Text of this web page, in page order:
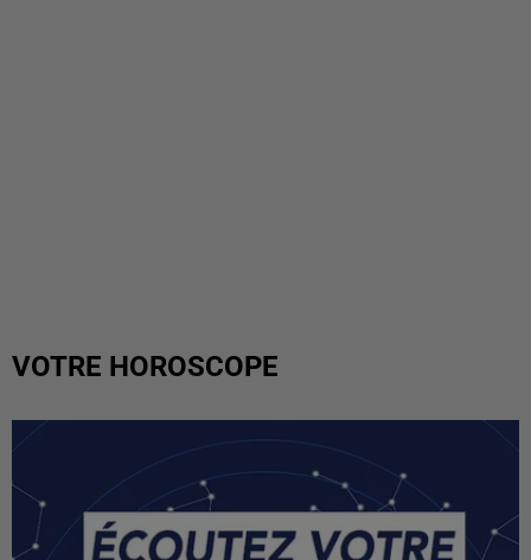
VOTRE HOROSCOPE